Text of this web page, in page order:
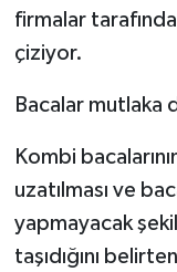
firmalar
çiziyor.
Bacalar mutlaka
Kombi
uzatılması ve
yapmayacak
taşıdığını